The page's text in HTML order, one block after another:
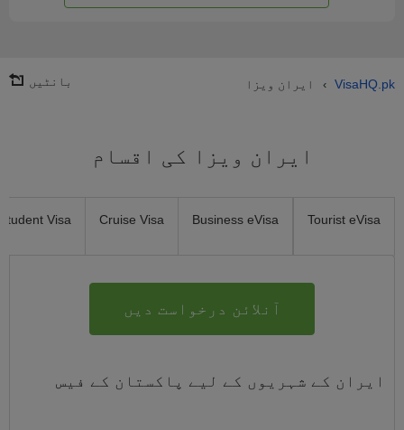
VisaHQ.pk
› ایران ویزا بانٹیں
ایران ویزا کی اقسام
Tourist eVisa
Business eVisa
Cruise Visa
Student Visa
آنلائن درخواست دیں
ایران کے شہریوں کے لیے پاکستان کے فیس